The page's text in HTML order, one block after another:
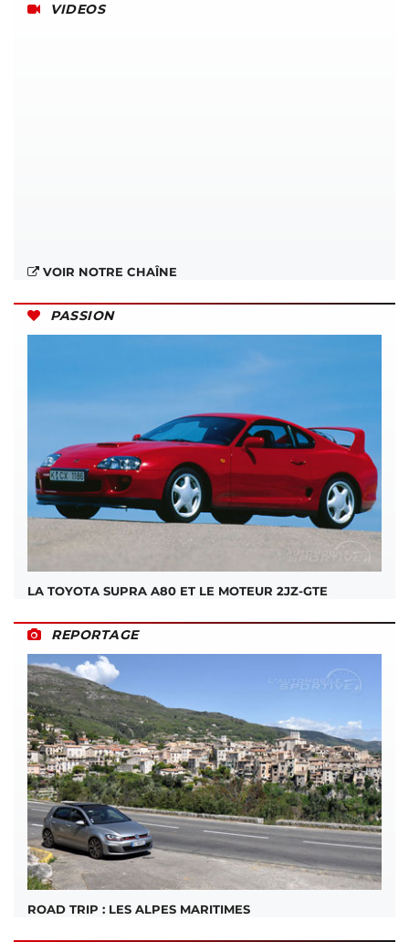
VIDEOS
VOIR NOTRE CHAÎNE
PASSION
LA TOYOTA SUPRA A80 ET LE MOTEUR 2JZ-GTE
REPORTAGE
ROAD TRIP : LES ALPES MARITIMES